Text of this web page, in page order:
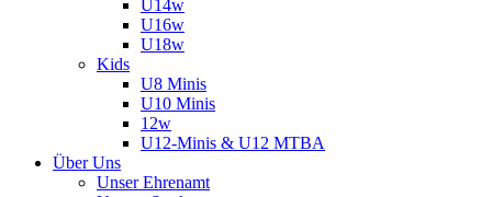
U14w
U16w
U18w
Kids
U8 Minis
U10 Minis
12w
U12-Minis & U12 MTBA
Über Uns
Unser Ehrenamt